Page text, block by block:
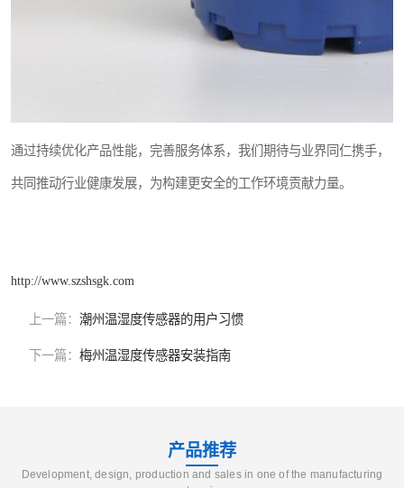
通过持续优化产品性能，完善服务体系，我们期待与业界同仁携手，
共同推动行业健康发展，为构建更安全的工作环境贡献力量。
http://www.szshsgk.com
上一篇： 潮州温湿度传感器的用户习惯
下一篇： 梅州温湿度传感器安装指南
产品推荐
Development, design, production and sales in one of the manufacturing